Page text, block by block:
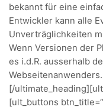
bekannt für eine
Entwickler kann alle
Unverträglichkeiten
Wenn Versionen der
es i.d.R. ausserhalb
[/
[ult_buttons